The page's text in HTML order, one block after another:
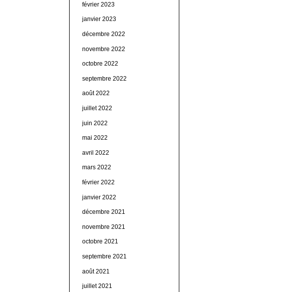
février 2023
janvier 2023
décembre 2022
novembre 2022
octobre 2022
septembre 2022
août 2022
juillet 2022
juin 2022
mai 2022
avril 2022
mars 2022
février 2022
janvier 2022
décembre 2021
novembre 2021
octobre 2021
septembre 2021
août 2021
juillet 2021